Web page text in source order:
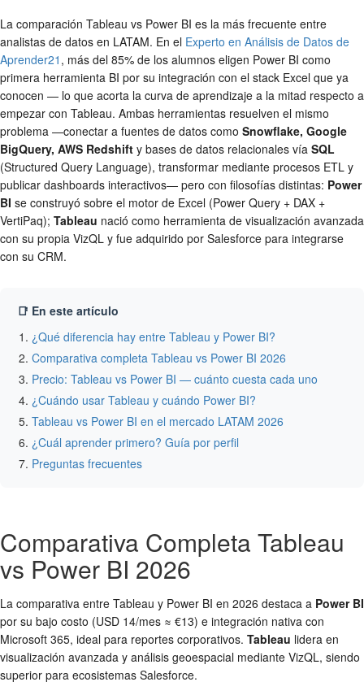
La comparación Tableau vs Power BI es la más frecuente entre
analistas de datos en LATAM. En el Experto en Análisis de Datos de
Aprender21 , más del 85% de los alumnos eligen Power BI como
primera herramienta BI por su integración con el stack Excel que ya
conocen — lo que acorta la curva de aprendizaje a la mitad respecto a
empezar con Tableau. Ambas herramientas resuelven el mismo
problema —conectar a fuentes de datos como Snowflake, Google
BigQuery, AWS Redshift y bases de datos relacionales vía SQL
(Structured Query Language), transformar mediante procesos ETL y
publicar dashboards interactivos— pero con filosofías distintas: Power
BI se construyó sobre el motor de Excel (Power Query + DAX +
VertiPaq); Tableau nació como herramienta de visualización avanzada
con su propia VizQL y fue adquirido por Salesforce para integrarse
con su CRM.
📑 En este artículo
¿Qué diferencia hay entre Tableau y Power BI?
Comparativa completa Tableau vs Power BI 2026
Precio: Tableau vs Power BI — cuánto cuesta cada uno
¿Cuándo usar Tableau y cuándo Power BI?
Tableau vs Power BI en el mercado LATAM 2026
¿Cuál aprender primero? Guía por perfil
Preguntas frecuentes
Comparativa Completa Tableau
vs Power BI 2026
La comparativa entre Tableau y Power BI en 2026 destaca a Power BI
por su bajo costo (USD 14/mes ≈ €13) e integración nativa con
Microsoft 365, ideal para reportes corporativos. Tableau lidera en
visualización avanzada y análisis geoespacial mediante VizQL, siendo
superior para ecosistemas Salesforce.